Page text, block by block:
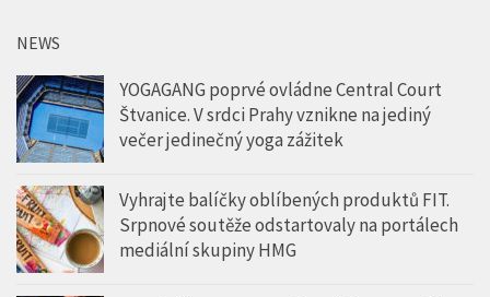
NEWS
YOGAGANG poprvé ovládne Central Court
Štvanice. V srdci Prahy vznikne na jediný
večer jedinečný yoga zážitek
Vyhrajte balíčky oblíbených produktů FIT.
Srpnové soutěže odstartovaly na portálech
mediální skupiny HMG